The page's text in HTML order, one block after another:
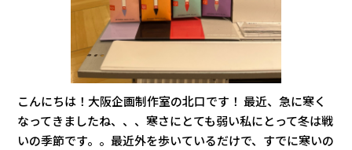
こんにちは！大阪企画制作室の北口です！ 最近、急に寒く
なってきましたね、、、寒さにとても弱い私にとって冬は戦
いの季節です。。最近外を歩いているだけで、すでに寒いの